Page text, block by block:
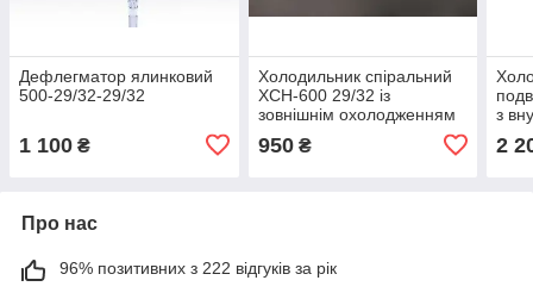
Дефлегматор ялинковий
500-29/32-29/32
1 100 ₴
Холодильник спіральний
ХСН-600 29/32 із
зовнішнім охолодженням
950₴
з
2
Про нас
96% позитивних з 222 відгуків за рік